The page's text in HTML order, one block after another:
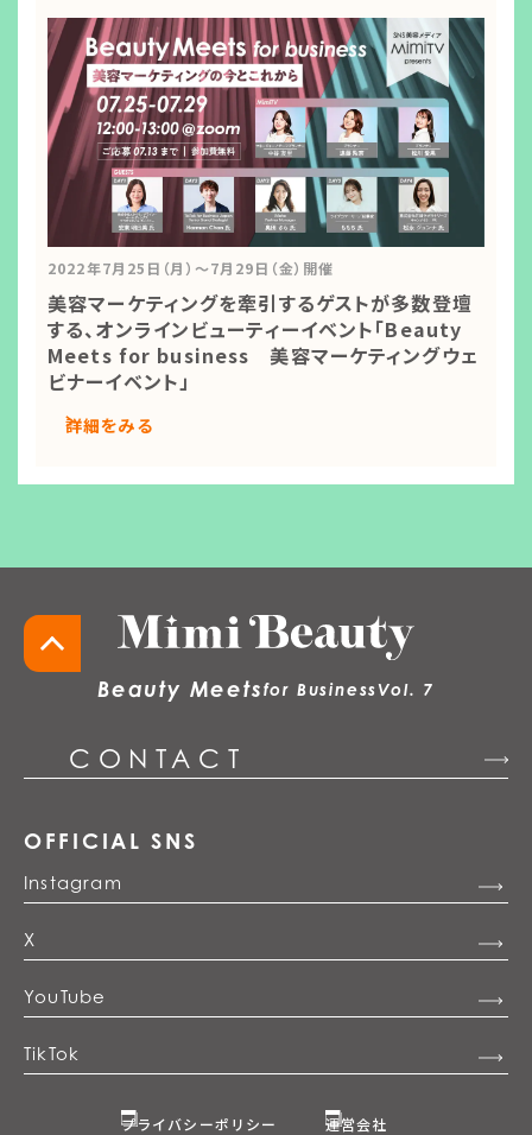
2022年7月25日（月）～7月29日（金）開催
美容マーケティングを牽引するゲストが多数登壇
する、オンラインビューティーイベント「Beauty
Meets for business 美容マーケティングウェ
ビナーイベント」
詳細をみる
Beauty Meetsfor BusinessVol. 7
CONTACT
OFFICIAL SNS
Instagram
X
YouTube
TikTok
プライバシーポリシー 運営会社